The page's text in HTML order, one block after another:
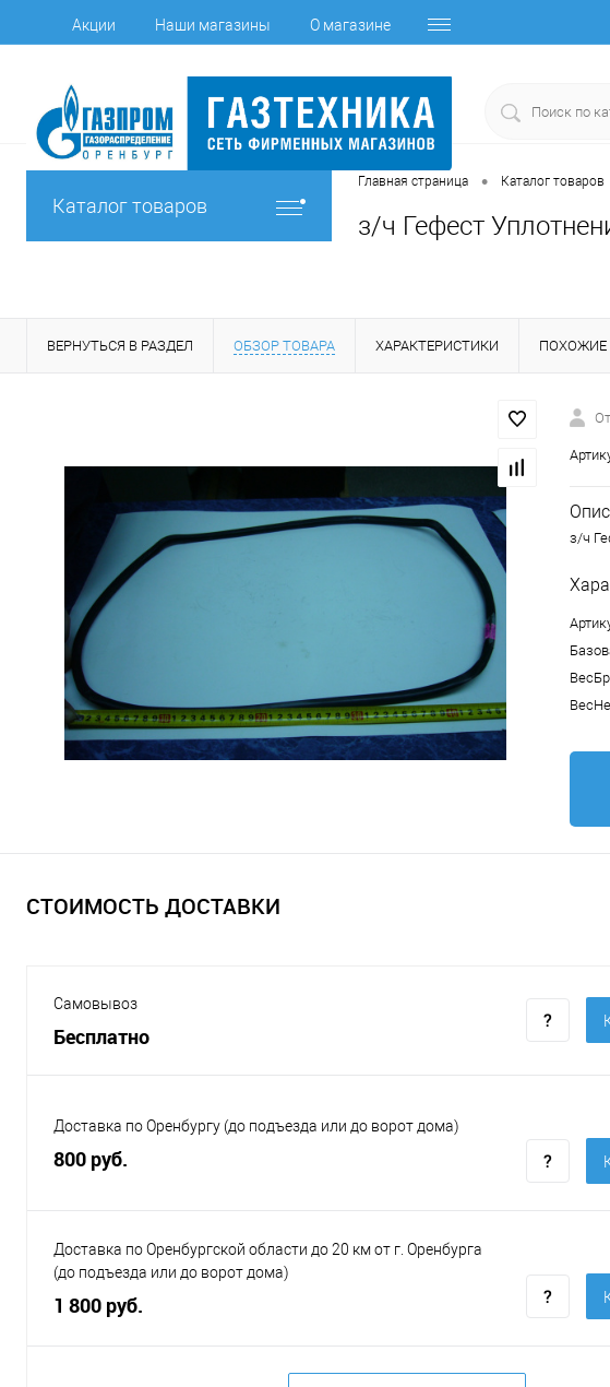
Акции Наши магазины О магазине
Каталог товаров
Главная страница • Каталог товаров
з/ч Гефест
ВЕРНУТЬСЯ В РАЗДЕЛ ОБЗОР ТОВАРА ХАРАКТЕРИСТИКИ ПОХОЖИЕ
з/ч
СТОИМОСТЬ ДОСТАВКИ
Самовывоз
Бесплатно
Доставка по Оренбургу (до подъезда или до ворот дома)
800 руб.
Доставка по Оренбургской области до 20 км от г. Оренбурга
(до подъезда или до ворот дома)
1 800 руб.